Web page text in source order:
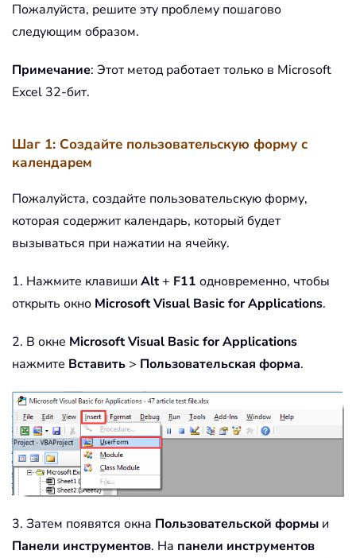
Пожалуйста, решите эту проблему пошагово
следующим образом.
Примечание: Этот метод работает только в Microsoft
Excel 32-бит.
Шаг 1: Создайте пользовательскую форму с
календарем
Пожалуйста, создайте пользовательскую форму,
которая содержит календарь, который будет
вызываться при нажатии на ячейку.
1. Нажмите клавиши Alt+ F11 одновременно, чтобы
открыть окно Microsoft Visual Basic for Applications.
2. В окне Microsoft Visual Basic for Applications
нажмите Вставить > Пользовательская форма.
3. Затем появятся окна Пользовательской формы и
Панели инструментов. На панели инструментов